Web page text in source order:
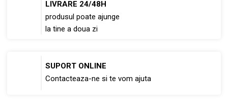
LIVRARE 24/48H
produsul poate ajunge
la tine a doua zi
SUPORT ONLINE
Contacteaza-ne si te vom ajuta